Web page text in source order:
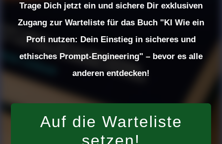
Trage Dich jetzt ein und sichere Dir exklusiven
Zugang zur Warteliste für das Buch "KI Wie ein
Profi nutzen: Dein Einstieg in sicheres und
ethisches Prompt-Engineering" – bevor es alle
anderen entdecken!
Auf die Warteliste